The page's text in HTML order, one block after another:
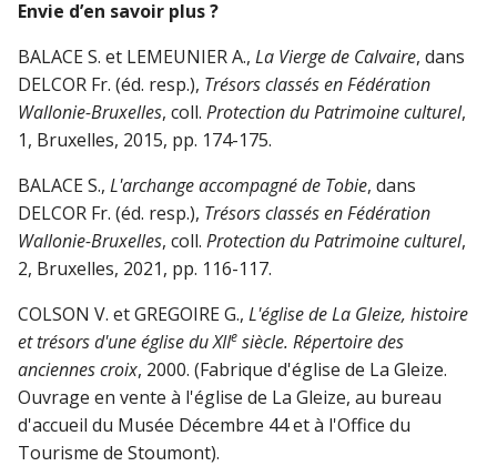
Envie d’en savoir plus ?
BALACE S. et LEMEUNIER A., La Vierge de Calvaire, dans
DELCOR Fr. (éd. resp.), Trésors classés en Fédération
Wallonie-Bruxelles, coll. Protection du Patrimoine culturel,
1, Bruxelles, 2015, pp. 174-175.
BALACE S., L'archange accompagné de Tobie, dans
DELCOR Fr. (éd. resp.), Trésors classés en Fédération
Wallonie-Bruxelles, coll. Protection du Patrimoine culturel,
2, Bruxelles, 2021, pp. 116-117.
COLSON V. et GREGOIRE G., L'église de La Gleize, histoire
et trésors d'une église du XIIe siècle. Répertoire des
anciennes croix, 2000. (Fabrique d'église de La Gleize.
Ouvrage en vente à l'église de La Gleize, au bureau
d'accueil du Musée Décembre 44 et à l'Office du
Tourisme de Stoumont).